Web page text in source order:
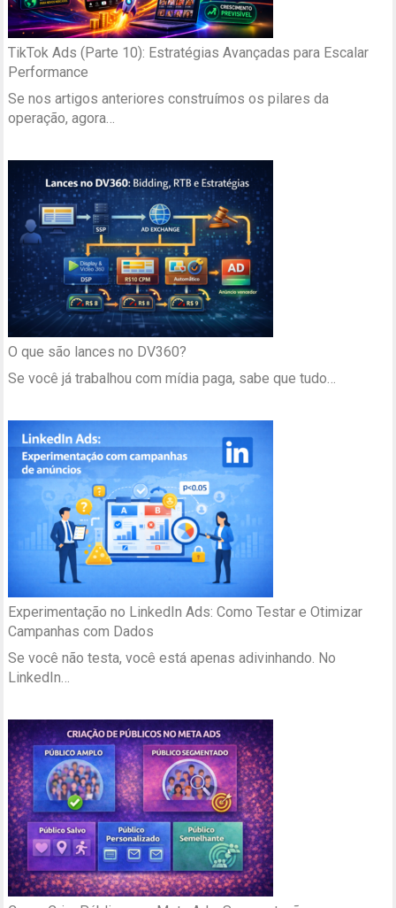
TikTok Ads (Parte 10): Estratégias Avançadas para Escalar
Performance
Se nos artigos anteriores construímos os pilares da
operação, agora…
O que são lances no DV360?
Se você já trabalhou com mídia paga, sabe que tudo…
Experimentação no LinkedIn Ads: Como Testar e Otimizar
Campanhas com Dados
Se você não testa, você está apenas adivinhando. No
LinkedIn…